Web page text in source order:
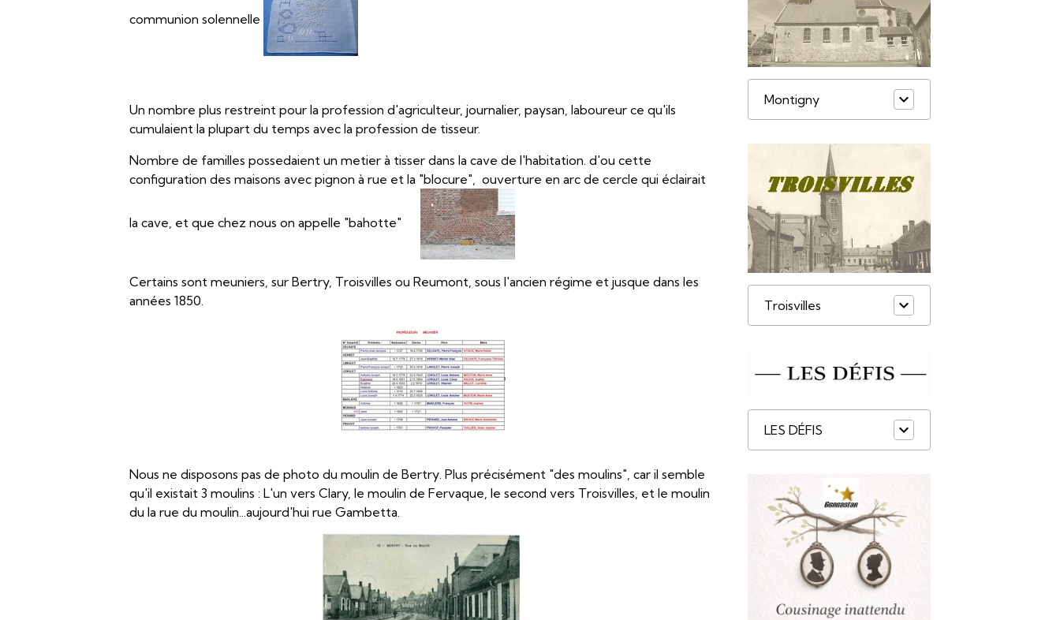
communion solennelle
Un nombre plus restreint pour la profession d'agriculteur, journalier, paysan, laboureur ce qu'ils
cumulaient la plupart du temps avec la profession de tisseur.
Nombre de familles possedaient un metier à tisser dans la cave de l'habitation. d'ou cette
configuration des maisons avec pignon à rue et la "blocure", ouverture en arc de cercle qui éclairait
la cave, et que chez nous on appelle "bahotte"
Certains sont meuniers, sur Bertry, Troisvilles ou Reumont, sous l'ancien régime et jusque dans les
années 1850.
Nous ne disposons pas de photo du moulin de Bertry. Plus précisément "des moulins", car il semble
qu'il existait 3 moulins : L'un vers Clary, le moulin de Fervaque, le second vers Troisvilles, et le moulin
du la rue du moulin...aujourd'hui rue Gambetta.
Montigny
Troisvilles
LES DÉFIS